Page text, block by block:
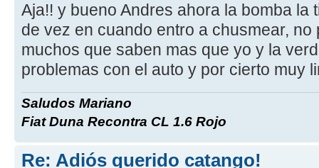
Aja!! y bueno Andres ahora la bomba la
de vez en cuando entro a chusmear,
muchos que saben mas que yo y la
problemas con el auto y por cierto muy
Saludos Mariano
Fiat Duna Recontra CL 1.6 Rojo
Re: Adiós querido catango!